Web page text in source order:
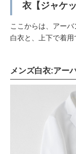
衣【ジャケ
ここからは、アー
白衣と、上下で着用
メンズ白衣:アー